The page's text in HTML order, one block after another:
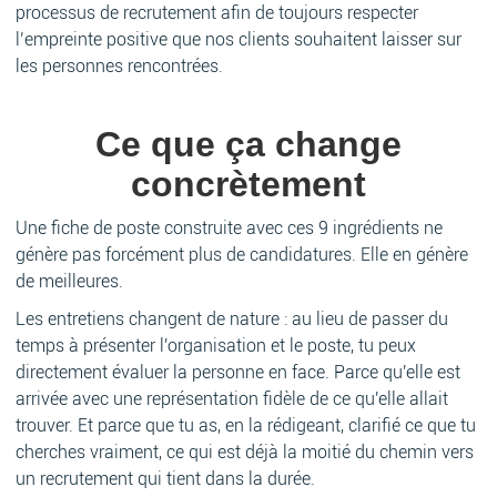
processus de recrutement afin de toujours respecter
l’empreinte positive que nos clients souhaitent laisser sur
les personnes rencontrées.
Ce que ça change
concrètement
Une fiche de poste construite avec ces 9 ingrédients ne
génère pas forcément plus de candidatures. Elle en génère
de meilleures.
Les entretiens changent de nature : au lieu de passer du
temps à présenter l'organisation et le poste, tu peux
directement évaluer la personne en face. Parce qu'elle est
arrivée avec une représentation fidèle de ce qu'elle allait
trouver. Et parce que tu as, en la rédigeant, clarifié ce que tu
cherches vraiment, ce qui est déjà la moitié du chemin vers
un recrutement qui tient dans la durée.